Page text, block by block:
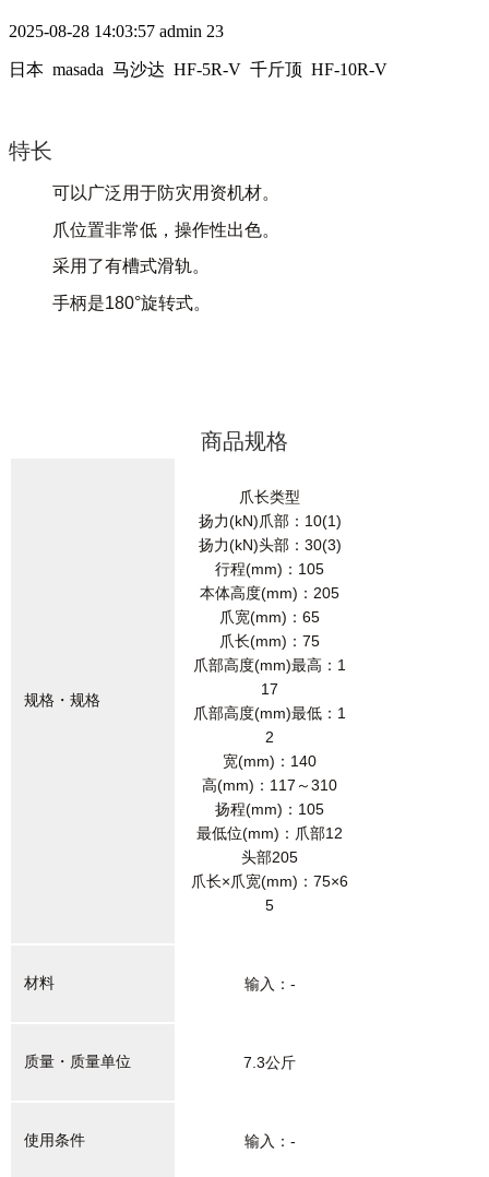
2025-08-28 14:03:57 admin 23
日本 masada 马沙达 HF-5R-V 千斤顶 HF-10R-V
特长
可以广泛用于防灾用资机材。
爪位置非常低，操作性出色。
采用了有槽式滑轨。
手柄是180°旋转式。
商品规格
规格・规格
爪长类型
扬力(kN)爪部：10(1)
扬力(kN)头部：30(3)
行程(mm)：105
本体高度(mm)：205
爪宽(mm)：65
爪长(mm)：75
爪部高度(mm)最高：1
17
爪部高度(mm)最低：1
2
宽(mm)：140
高(mm)：117～310
扬程(mm)：105
最低位(mm)：爪部12
头部205
爪长×爪宽(mm)：75×6
5
材料 输入：-
质量・质量单位 7.3公斤
使用条件 输入：-